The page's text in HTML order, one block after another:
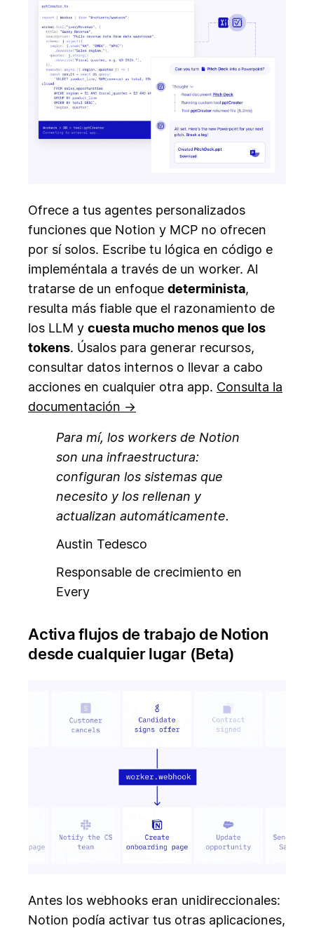
Ofrece a tus agentes personalizados
funciones que Notion y MCP no ofrecen
por sí solos. Escribe tu lógica en código e
impleméntala a través de un worker. Al
tratarse de un enfoque determinista,
resulta más fiable que el razonamiento de
los LLM y cuesta mucho menos que los
tokens. Úsalos para generar recursos,
consultar datos internos o llevar a cabo
acciones en cualquier otra app. Consulta la
documentación →
Para mí, los workers de Notion
son una infraestructura:
configuran los sistemas que
necesito y los rellenan y
actualizan automáticamente.
Austin Tedesco
Responsable de crecimiento en
Every
Activa flujos de trabajo de Notion
desde cualquier lugar (Beta)
Antes los webhooks eran unidireccionales:
Notion podía activar tus otras aplicaciones,